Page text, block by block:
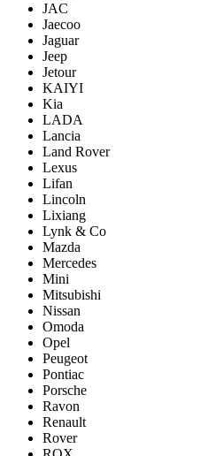
JAC
Jaecoo
Jaguar
Jeep
Jetour
KAIYI
Kia
LADA
Lancia
Land Rover
Lexus
Lifan
Lincoln
Lixiang
Lynk & Co
Mazda
Mercedes
Mini
Mitsubishi
Nissan
Omoda
Opel
Peugeot
Pontiac
Porsсhe
Ravon
Renault
Rover